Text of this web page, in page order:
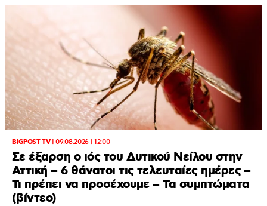
BIGPOST TV|09.08.2026 | 12:00
Σε έξαρση ο ιός του Δυτικού Νείλου στην
Αττική – 6 θάνατοι τις τελευταίες ημέρες –
Τι πρέπει να προσέχουμε – Τα συμπτώματα
(βίντεο)